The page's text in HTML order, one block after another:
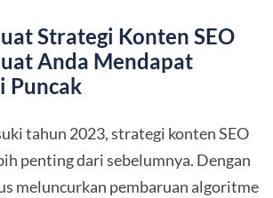
Strategi Konten SEO
Anda Mendapat
Puncak
tahun 2023, strategi konten SEO
penting dari sebelumnya. Dengan
meluncurkan pembaruan algoritme